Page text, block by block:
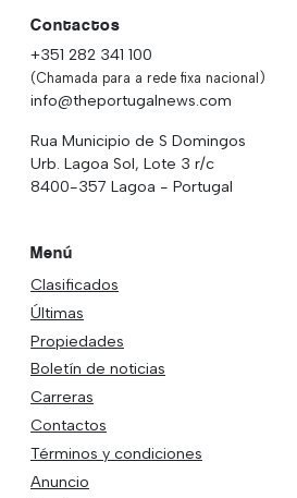
Contactos
+351 282 341 100
(Chamada para a rede fixa nacional)
info@theportugalnews.com
Rua Municipio de S Domingos
Urb. Lagoa Sol, Lote 3 r/c
8400-357 Lagoa - Portugal
Menú
Clasificados
Últimas
Propiedades
Boletín de noticias
Carreras
Contactos
Términos y condiciones
Anuncio